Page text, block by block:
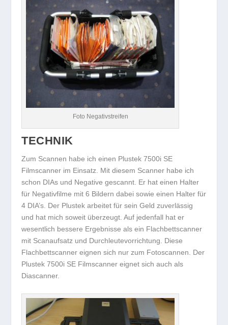
Foto Negativstreifen
TECHNIK
Zum Scannen habe ich einen Plustek 7500i SE
Filmscanner im Einsatz. Mit diesem Scanner habe ich
schon DIAs und Negative gescannt. Er hat einen Halter
für Negativfilme mit 6 Bildern dabei sowie einen Halter für
4 DIA’s. Der Plustek arbeitet für sein Geld zuverlässig
und hat mich soweit überzeugt. Auf jedenfall hat er
wesentlich bessere Ergebnisse als ein Flachbettscanner
mit Scanaufsatz und Durchleutevorrichtung. Diese
Flachbettscanner eignen sich nur zum Fotoscannen. Der
Plustek 7500i SE Filmscanner eignet sich auch als
Diascanner.